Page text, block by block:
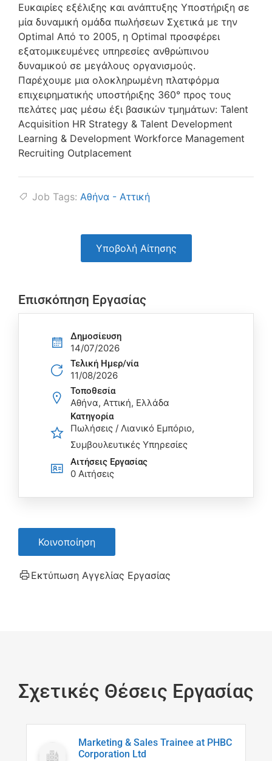
Ευκαιρίες εξέλιξης και ανάπτυξης Υποστήριξη σε
μία δυναμική ομάδα πωλήσεων Σχετικά με την
Optimal Από το 2005, η Optimal προσφέρει
εξατομικευμένες υπηρεσίες ανθρώπινου
δυναμικού σε μεγάλους οργανισμούς.
Παρέχουμε μια ολοκληρωμένη πλατφόρμα
επιχειρηματικής υποστήριξης 360° προς τους
πελάτες μας μέσω έξι βασικών τμημάτων: Talent
Acquisition HR Strategy & Talent Development
Learning & Development Workforce Management
Recruiting Outplacement
Job Tags: Αθήνα - Αττική
Υποβολή Αίτησης
Επισκόπηση Εργασίας
Δημοσίευση
14/07/2026
Τελική Ημερ/νία
11/08/2026
Τοποθεσία
Αθήνα, Αττική, Ελλάδα
Κατηγορία
Πωλήσεις / Λιανικό Εμπόριο
Συμβουλευτικές Υπηρεσίες
Αιτήσεις Eργασίας
0 Αιτήσεις
Κοινοποίηση
Εκτύπωση Αγγελίας Εργασίας
Σχετικές Θέσεις Εργασίας
Marketing & Sales Trainee at PHBC
Corporation Ltd